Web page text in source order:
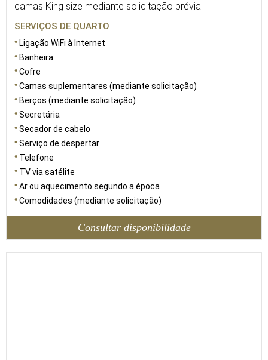
camas King size mediante solicitação prévia.
SERVIÇOS DE QUARTO
Ligação WiFi à Internet
Banheira
Cofre
Camas suplementares (mediante solicitação)
Berços (mediante solicitação)
Secretária
Secador de cabelo
Serviço de despertar
Telefone
TV via satélite
Ar ou aquecimento segundo a época
Comodidades (mediante solicitação)
Consultar disponibilidade